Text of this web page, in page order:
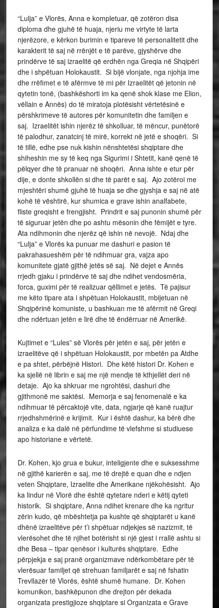
“Lulja” e Vlorës, Anna e kompletuar, që zotëron disa
diploma dhe gjuhë të huaja, njeriu me virtyte të larta
njerëzore, e kërkon burimin e tipareve të personalitetit dhe
karakterit të saj në rrënjët e të parëve, gjyshërve dhe
prindërve të saj izraelitë që erdhën nga Greqia në Shqipëri
dhe i shpëtuan Holokaustit. Si bijë vlonjate, nga njohja ime
dhe rrëfimet e të afërmve të mi për Izraelitët që jetonin në
qytetin tonë, (bashkëshorti im ka qenë shok klase me Elion,
vëllain e Annës) do të miratoja plotësisht vërtetësinë e
përshkrimeve të autores për komunitetin dhe familjen e
saj. Izraelitët ishin njerëz të shkolluar, të mëncur, punëtorë
të palodhur, zanatcinj të mirë, korrekt në jetë e shoqëri. Si
të tillë, edhe pse nuk kishin nënshtetësi shqiptare dhe
shiheshin me sy të keq nga Sigurimi i Shtetit, kanë qenë të
pëlqyer dhe të pranuar në shoqëri. Anna ishte e etur për
dije, e donte shkollën si dhe të parët e saj. Ajo zotëroi me
mjeshtëri shumë gjuhë të huaja se dhe gjyshja e saj në atë
kohë të vështirë, kur shumica e grave ishin analfabete,
fliste greqisht e frengjisht. Prindrit e saj punonin shumë për
të siguruar jetën dhe po ashtu mësonin dhe fëmijët e tyre.
Ata ndihmonin dhe njerëz që ishin në nevojë. Ndaj dhe
“Lulja” e Vlorës ka punuar me dashuri e pasion të
pakrahasueshëm për të ndihmuar gra, vajza apo
komunitete gjatë gjithë jetës së saj. Në dejet e Annës
rrjedh gjaku i prindërve të saj dhe ndihet vendosmëria,
forca, guximi për të realizuar qëllimet e jetës. Të pajisur
me këto tipare ata i shpëtuan Holokaustit, mbijetuan në
Shqipërinë komuniste, u bashkuan me të afërmit në Greqi
dhe ndërtuan jetën e lirë dhe të ëndërruar në Amerikë.
Kujtimet e “Lules” së Vlorës për jetën e saj, për jetën e
izraelitëve që i shpëtuan Holokaustit, por mbetën pa Atdhe
e pa shtet, përbëjnë Histori. Dhe këtë histori Dr. Kohen e
ka sjellë në librin e saj me një mendje të kthjellët deri në
detaje. Ajo ka shkruar me ngrohtësi, dashuri dhe
gjithmonë me saktësi. Memorja e saj fenomenalë e ka
ndihmuar të përcaktojë vite, data, ngjarje që kanë ruajtur
rrjedhshmërinë e krijimit. Kur i është dashur, ka bërë dhe
analiza e ka dalë në përfundime të vlefshme si studiuese
apo historiane e vërtetë.
Dr. Kohen, kjo grua e bukur, inteligjente dhe e suksesshme
në gjithë karierën e saj, me të drejtë e quan dhe e ndjen
veten Shqiptare, Izraelite dhe Amerikane njëkohësisht. Ajo
ka lindur në Vlorë dhe është qytetare nderi e këtij qyteti
historik. Si shqiptare, Anna ndihet krenare dhe ka ngritur
zërin kudo, që mbështetja pa kushte që shqiptarët u kanë
dhënë izraelitëve për t’i shpëtuar ndjekjes së nazizmit, të
vlerësohet dhe të njihet botërisht si një gjest i rrallë ashtu si
dhe Besa – tipar qenësor i kulturës shqiptare. Edhe
përpjekja e saj pranë organizmave ndërkombëtare për të
vlerësuar familjet që strehuan familjarët e saj në fshatin
Trevllazër të Vlorës, është shumë humane. Dr. Kohen
komunikon, bashkëpunon dhe drejton për dekada
organizata prestigjioze shqiptare si Organizata e Grave